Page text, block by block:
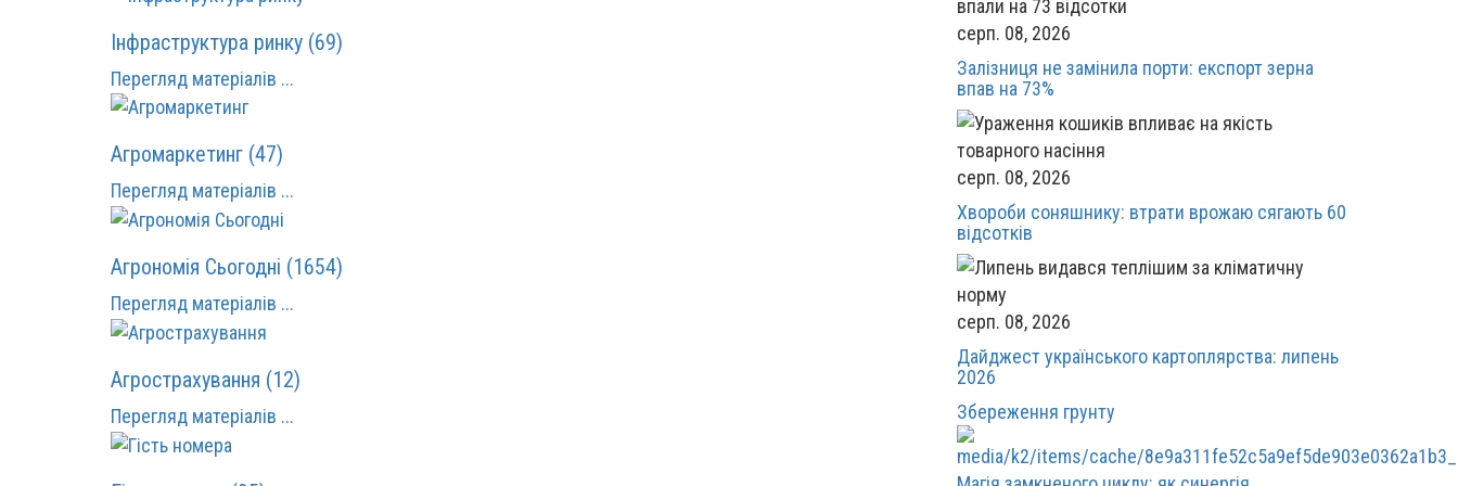
Інфраструктура ринку (69)
Перегляд матеріалів ...
Агромаркетинг (47)
Перегляд матеріалів ...
Агрономія Сьогодні (1654)
Перегляд матеріалів ...
Агрострахування (12)
Перегляд матеріалів ...
серп. 08, 2026
Залізниця не замінила порти: експорт зерна
впав на 73%
серп. 08, 2026
Хвороби соняшнику: втрати врожаю сягають 60
відсотків
серп. 08, 2026
Дайджест українського картоплярства: липень
2026
Збереження грунту